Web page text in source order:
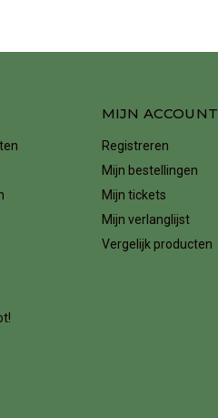
MIJN ACCOUNT
Registreren
Mijn bestellingen
Mijn tickets
Mijn verlanglijst
Vergelijk producten